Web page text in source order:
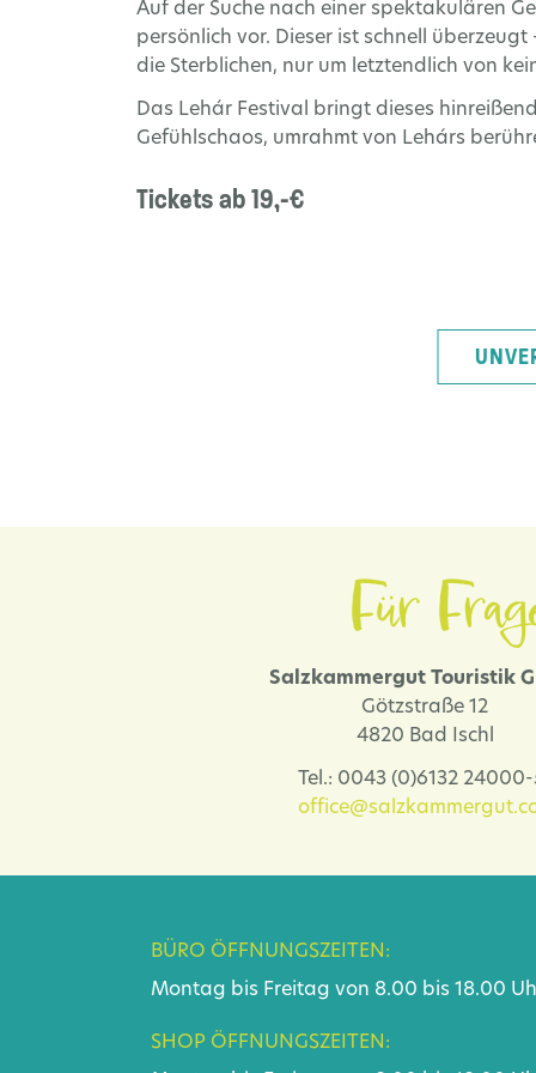
Auf der Suche nach einer spektakulären
persönlich vor. Dieser ist schnell
die Sterblichen, nur um letztendlich von
Das Lehár Festival bringt dieses
Gefühlschaos, umrahmt von Lehárs
Tickets ab 19,-€
Für
Salzkammergut Touristik
Götzstraße 12
4820 Bad Ischl
Tel.: 0043 (0)6132
BÜRO ÖFFNUNGSZEITEN:
Montag bis Freitag von 8.00 bis 18.00
SHOP ÖFFNUNGSZEITEN: